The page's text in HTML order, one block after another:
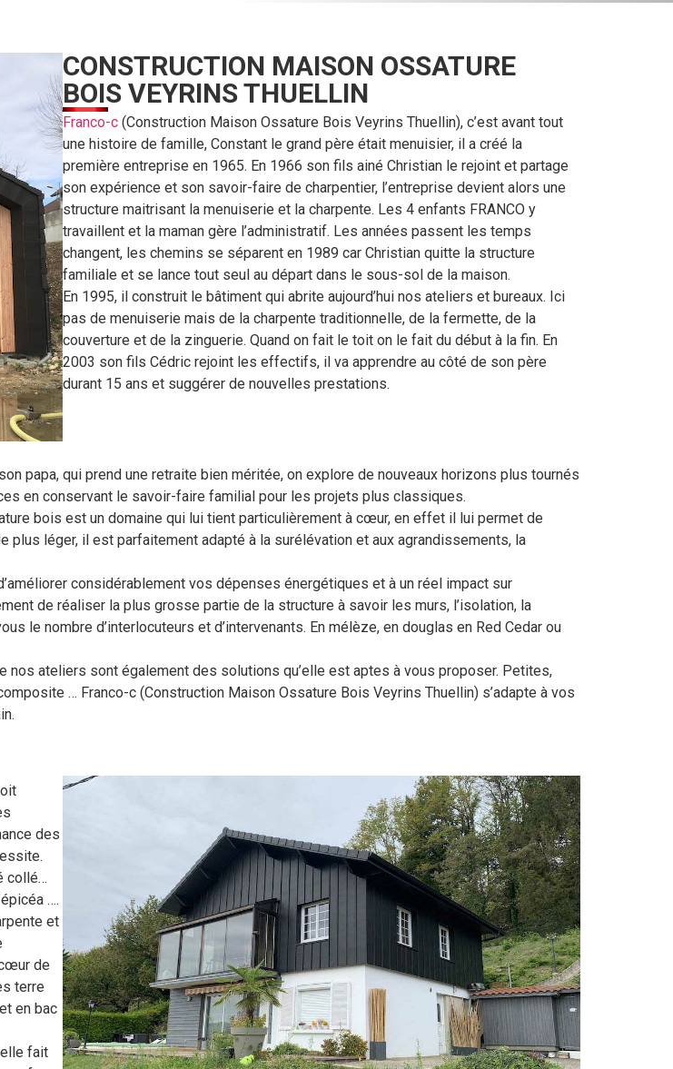
CONSTRUCTION MAISON OSSATURE
BOIS VEYRINS THUELLIN
Franco-c (Construction Maison Ossature Bois Veyrins Thuellin), c’est avant tout
une histoire de famille, Constant le grand père était menuisier, il a créé la
première entreprise en 1965. En 1966 son fils ainé Christian le rejoint et partage
son expérience et son savoir-faire de charpentier, l’entreprise devient alors une
structure maitrisant la menuiserie et la charpente. Les 4 enfants FRANCO y
travaillent et la maman gère l’administratif. Les années passent les temps
changent, les chemins se séparent en 1989 car Christian quitte la structure
familiale et se lance tout seul au départ dans le sous-sol de la maison.
En 1995, il construit le bâtiment qui abrite aujourd’hui nos ateliers et bureaux. Ici
pas de menuiserie mais de la charpente traditionnelle, de la fermette, de la
couverture et de la zinguerie. Quand on fait le toit on le fait du début à la fin. En
2003 son fils Cédric rejoint les effectifs, il va apprendre au côté de son père
durant 15 ans et suggérer de nouvelles prestations.
papa, qui prend une retraite bien méritée, on explore de nouveaux horizons plus tournés
en conservant le savoir-faire familial pour les projets plus classiques.
bois est un domaine qui lui tient particulièrement à cœur, en effet il lui permet de
léger, il est parfaitement adapté à la surélévation et aux agrandissements, la
considérablement vos dépenses énergétiques et à un réel impact sur
de réaliser la plus grosse partie de la structure à savoir les murs, l’isolation, la
le nombre d’interlocuteurs et d’intervenants. En mélèze, en douglas en Red Cedar ou
nos ateliers sont également des solutions qu’elle est aptes à vous proposer. Petites,
… Franco-c (Construction Maison Ossature Bois Veyrins Thuellin) s’adapte à vos
des
collé…
….
et
de
terre
en bac
fait